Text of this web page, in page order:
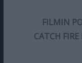
FILMIN
CATCH